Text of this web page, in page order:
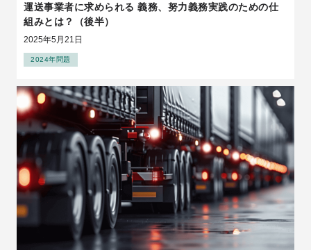
運送事業者に求められる 義務、努力義務実践のための仕
組みとは？（後半）
2025年5月21日
2024年問題